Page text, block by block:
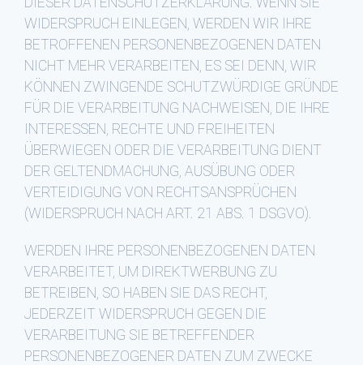
WIDERSPRUCH EINLEGEN, WERDEN WIR IHRE
BETROFFENEN PERSONENBEZOGENEN DATEN
NICHT MEHR VERARBEITEN, ES SEI DENN, WIR
KÖNNEN ZWINGENDE SCHUTZWÜRDIGE GRÜNDE
FÜR DIE VERARBEITUNG NACHWEISEN, DIE IHRE
INTERESSEN, RECHTE UND FREIHEITEN
ÜBERWIEGEN ODER DIE VERARBEITUNG DIENT
DER GELTENDMACHUNG, AUSÜBUNG ODER
VERTEIDIGUNG VON RECHTSANSPRÜCHEN
(WIDERSPRUCH NACH ART. 21 ABS. 1 DSGVO).
WERDEN IHRE PERSONENBEZOGENEN DATEN
VERARBEITET, UM DIREKTWERBUNG ZU
BETREIBEN, SO HABEN SIE DAS RECHT,
JEDERZEIT WIDERSPRUCH GEGEN DIE
VERARBEITUNG SIE BETREFFENDER
PERSONENBEZOGENER DATEN ZUM ZWECKE